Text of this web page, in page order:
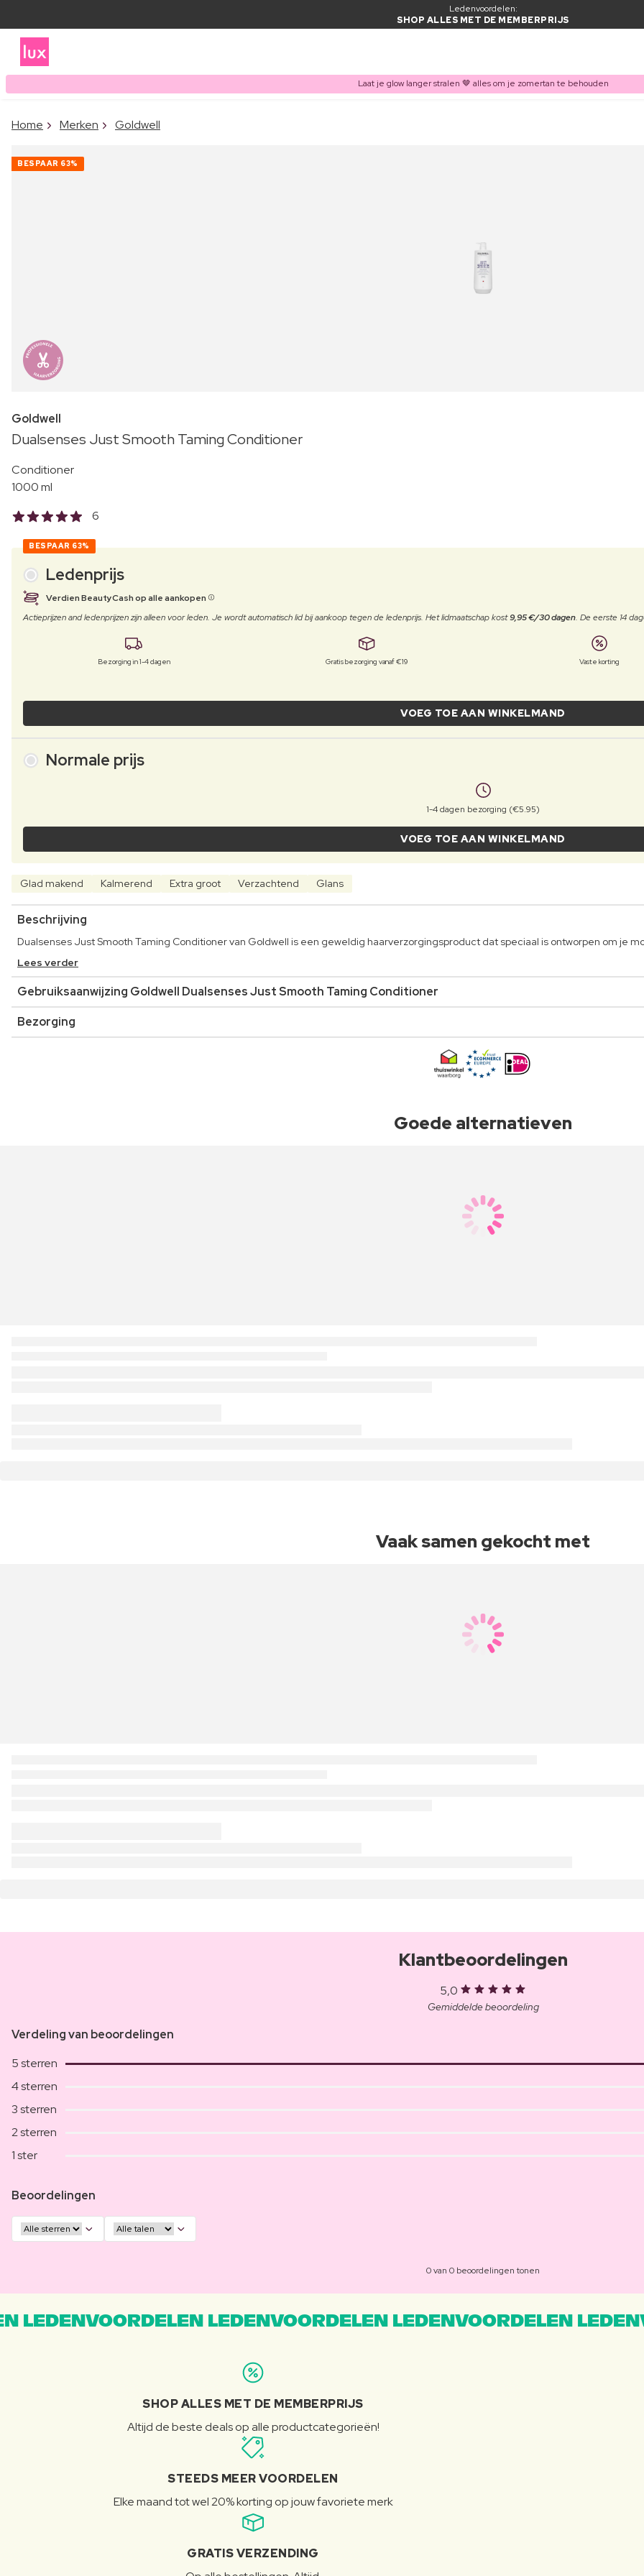
Ledenvoordelen:
SHOP ALLES MET DE MEMBERPRIJS
Laat je glow langer stralen 🤎 alles om je zomertan te behouden
Home Merken Goldwell
BESPAAR 63%
Goldwell
Dualsenses Just Smooth Taming Conditioner
Conditioner
1000 ml
6
BESPAAR 63%
Ledenprijs
Verdien BeautyCash op alle aankopen
Actieprijzen and ledenprijzen zijn alleen voor leden. Je wordt automatisch lid bij aankoop tegen de ledenprijs. Het lidmaatschap kost9,95 €/30 dagen. De eerste 14
Bezorging in 1-4 dagen Gratis bezorging vanaf €19 Vaste korting
VOEG TOE AAN WINKELMAND
Normale prijs
1-4 dagen bezorging (€5.95)
VOEG TOE AAN WINKELMAND
Glad makend Kalmerend Extra groot Verzachtend Glans
Beschrijving
Dualsenses Just Smooth Taming Conditioner van Goldwell is een geweldig haarverzorgingsproduct dat speciaal is ontworpen om je
Lees verder
Gebruiksaanwijzing Goldwell Dualsenses Just Smooth Taming Conditioner
Bezorging
Goede alternatieven
Vaak samen gekocht met
Klantbeoordelingen
5,0
Gemiddelde beoordeling
Verdeling van beoordelingen
5 sterren
4 sterren
3 sterren
2 sterren
1 ster
Beoordelingen
0 van 0 beoordelingen tonen
LEDENVOORDELEN LEDENVOORDELEN LEDENVOORDELEN
SHOP ALLES MET DE MEMBERPRIJS
Altijd de beste deals op alle productcategorieën!
STEEDS MEER VOORDELEN
Elke maand tot wel 20% korting op jouw favoriete merk
GRATIS VERZENDING